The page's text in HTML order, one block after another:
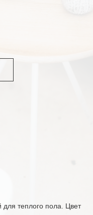
для теплого пола. Цвет